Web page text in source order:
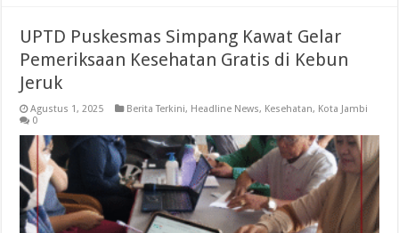
UPTD Puskesmas Simpang Kawat Gelar
Pemeriksaan Kesehatan Gratis di Kebun
Jeruk
Agustus 1, 2025 Berita Terkini, Headline News, Kesehatan, Kota Jambi
0